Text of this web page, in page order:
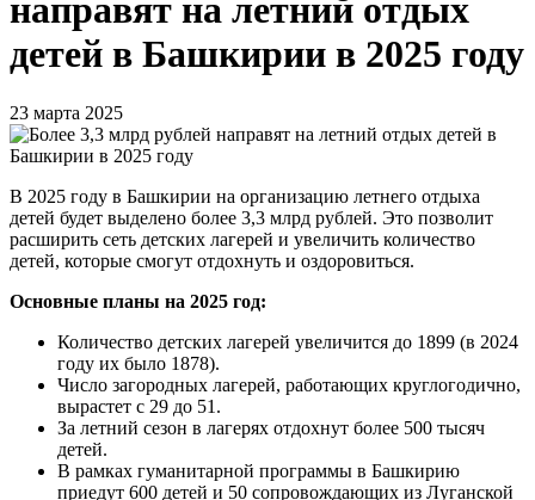
направят на летний отдых
детей в Башкирии в 2025 году
23 марта 2025
В 2025 году в Башкирии на организацию летнего отдыха
детей будет выделено более 3,3 млрд рублей. Это позволит
расширить сеть детских лагерей и увеличить количество
детей, которые смогут отдохнуть и оздоровиться.
Основные планы на 2025 год:
Количество детских лагерей увеличится до 1899 (в 2024
году их было 1878).
Число загородных лагерей, работающих круглогодично,
вырастет с 29 до 51.
За летний сезон в лагерях отдохнут более 500 тысяч
детей.
В рамках гуманитарной программы в Башкирию
приедут 600 детей и 50 сопровождающих из Луганской